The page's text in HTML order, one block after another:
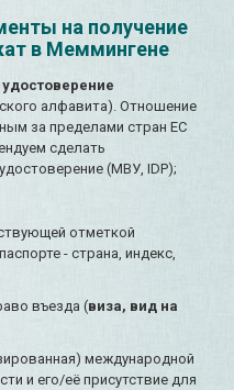
на получение
в Меммингене
алфавита). Отношение
за пределами стран ЕС
сделать
(МВУ, IDP);
отметкой
- страна, индекс,
въезда (виза, вид на
международной
и его/её присутствие для